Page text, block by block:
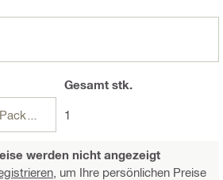
Packungen
Gesamtstk.
1
werden nicht angezeigt
um Ihre persönlichen Preise